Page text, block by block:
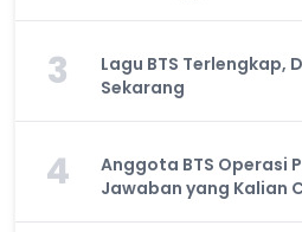
3
Lagu BTS Terlengkap,
Sekarang
4
Anggota BTS Operasi
Jawaban yang Kalian